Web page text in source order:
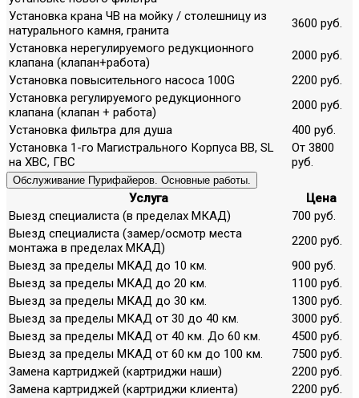
Установка крана ЧВ на мойку / столешницу из
натурального камня, гранита
3600 руб.
Установка нерегулируемого редукционного
клапана (клапан+работа)
2000 руб.
Установка повысительного насоса 100G
2200 руб.
Установка регулируемого редукционного
клапана (клапан + работа)
2000 руб.
Установка фильтра для душа
400 руб.
Установка 1-го Магистрального Корпуса ВВ, SL
на ХВС, ГВС
От 3800
руб.
Обслуживание Пурифайеров. Основные работы.
Услуга
Цена
Выезд специалиста (в пределах МКАД)
700 руб.
Выезд специалиста (замер/осмотр места
монтажа в пределах МКАД)
2200 руб.
Выезд за пределы МКАД до 10 км.
900 руб.
Выезд за пределы МКАД до 20 км.
1100 руб.
Выезд за пределы МКАД до 30 км.
1300 руб.
Выезд за пределы МКАД от 30 до 40 км.
3000 руб.
Выезд за пределы МКАД от 40 км. До 60 км.
4500 руб.
Выезд за пределы МКАД от 60 км до 100 км.
7500 руб.
Замена картриджей (картриджи наши)
2200 руб.
Замена картриджей (картриджи клиента)
2200 руб.